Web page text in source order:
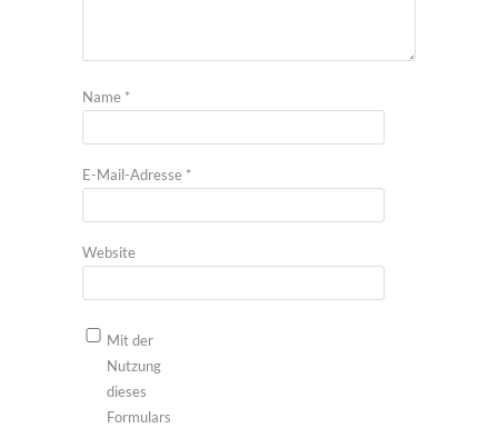
Name *
E-Mail-Adresse *
Website
Mit der
Nutzung
dieses
Formulars